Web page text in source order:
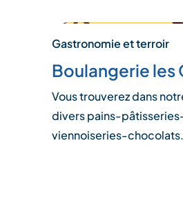
Gastronomie et terroir
Boulangerie les
Vous trouverez dans
divers pains-
viennoiseries-